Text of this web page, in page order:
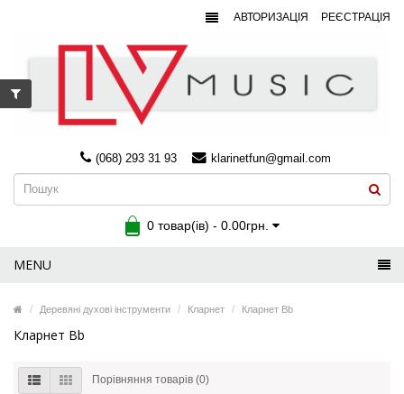
АВТОРИЗАЦІЯ РЕЄСТРАЦІЯ
(068) 293 31 93 klarinetfun@gmail.com
0 товар(ів) - 0.00грн.
MENU
Деревяні духові інструменти Кларнет Кларнет Bb
Кларнет Bb
Порівняння товарів (0)